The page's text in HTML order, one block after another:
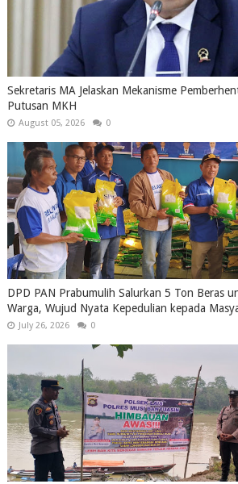
Sekretaris MA Jelaskan Mekanisme
Putusan MKH
August 05, 2026 0
DPD PAN Prabumulih Salurkan 5 Ton Beras
Warga, Wujud Nyata Kepedulian kepada
July 26, 2026 0